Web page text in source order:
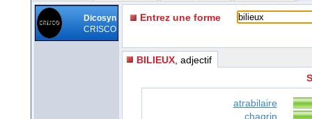
Dicosyn
CRISCO
Entrez une forme
BILIEUX , adjectif
atrabilaire
chagrin